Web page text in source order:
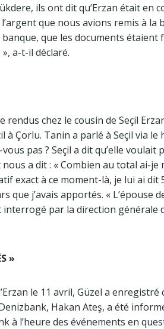
ils ont dit qu’Erzan était en
que nous avions remis à la
que les documents étaient
a-t-il déclaré.
chez le cousin de Seçil
à Çorlu. Tanin a parlé à Seçil via
pas ? Seçil a dit qu’elle voulait
a dit : « Combien au total ai-je
exact à ce moment-là, je lui ai dit
que j’avais apportés. « L’épouse
par la direction générale
»
le 11 avril, Güzel a enregistré
Hakan Ateş, a été
à l’heure des événements en